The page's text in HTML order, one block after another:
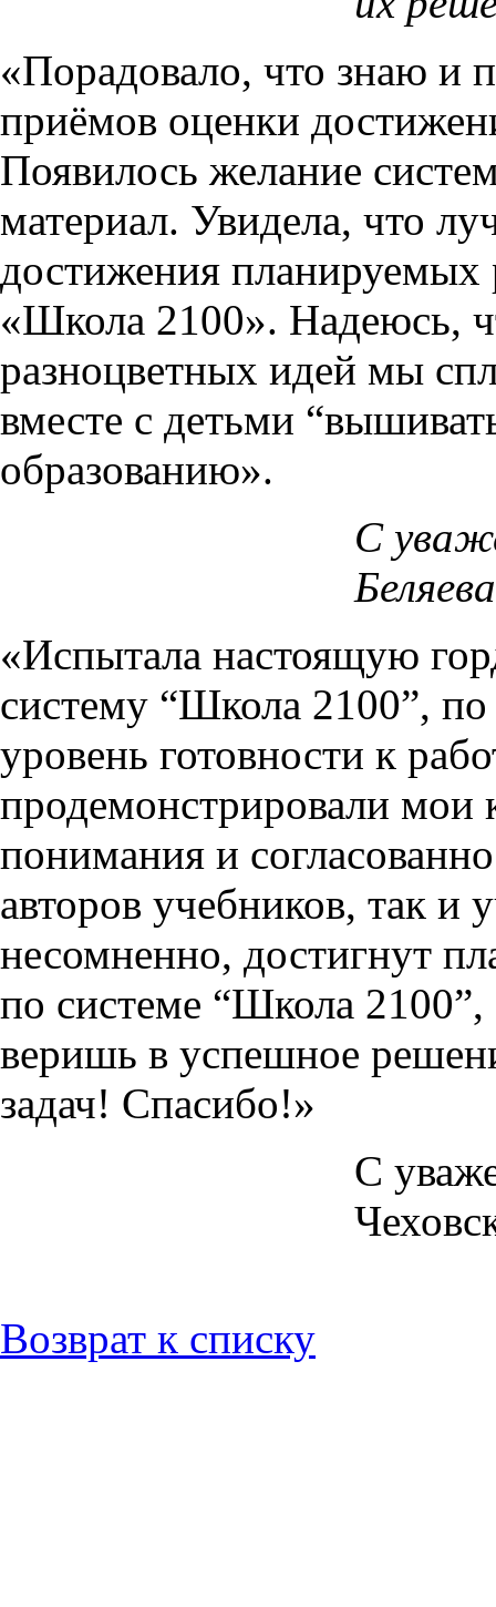
«Порадовало, что знаю и
приёмов оценки
Появилось желание
материал. Увидела, что
достижения планируемых
«Школа 2100». Надеюсь,
разноцветных идей мы
вместе с детьми
образованию».
С
«Испытала настоящую
систему “Школа 2100”,
уровень готовности к
продемонстрировали мои
понимания и
авторов учебников, так
несомненно, достигнут
по системе “Школа
веришь в успешное
задач! Спасибо!»
С
Возврат к списку